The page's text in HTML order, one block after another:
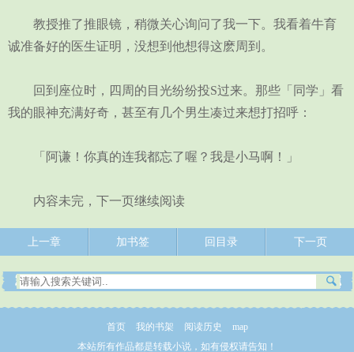
教授推了推眼镜，稍微关心询问了我一下。我看着牛育
诚准备好的医生证明，没想到他想得这麽周到。
回到座位时，四周的目光纷纷投S过来。那些「同学」看
我的眼神充满好奇，甚至有几个男生凑过来想打招呼：
「阿谦！你真的连我都忘了喔？我是小马啊！」
内容未完，下一页继续阅读
上一章 加书签 回目录 下一页
首页 我的书架 阅读历史
map
本站所有作品都是转载小说，如有侵权请告知！